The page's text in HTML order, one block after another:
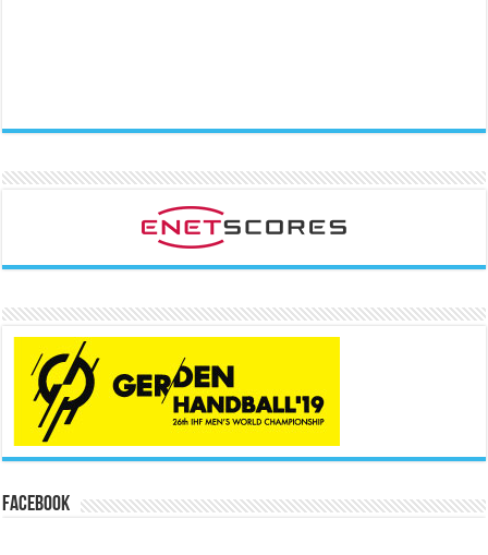
Facebook